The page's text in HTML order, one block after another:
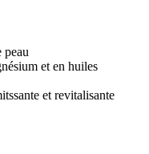
peau
et en huiles
et revitalisante